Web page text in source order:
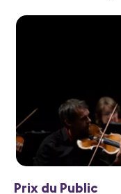
Prix du Public